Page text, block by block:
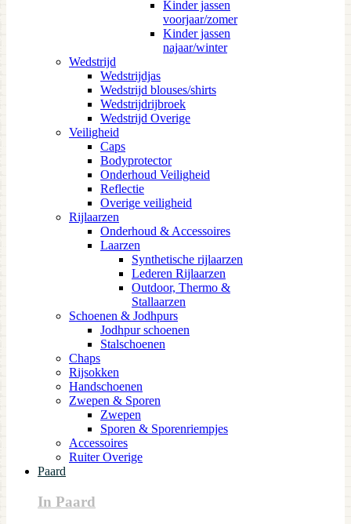
Kinder jassen
voorjaar/zomer
Kinder jassen
najaar/winter
Wedstrijd
Wedstrijdjas
Wedstrijd blouses/shirts
Wedstrijdrijbroek
Wedstrijd Overige
Veiligheid
Caps
Bodyprotector
Onderhoud Veiligheid
Reflectie
Overige veiligheid
Rijlaarzen
Onderhoud & Accessoires
Laarzen
Synthetische rijlaarzen
Lederen Rijlaarzen
Outdoor, Thermo &
Stallaarzen
Schoenen & Jodhpurs
Jodhpur schoenen
Stalschoenen
Chaps
Rijsokken
Handschoenen
Zwepen & Sporen
Zwepen
Sporen & Sporenriempjes
Accessoires
Ruiter Overige
Paard
In Paard